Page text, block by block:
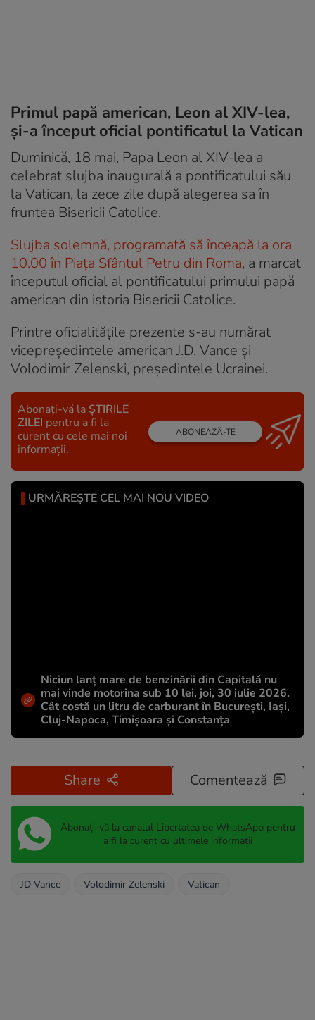
Primul papă american, Leon al XIV-lea,
și-a început oficial pontificatul la Vatican
Duminică, 18 mai, Papa Leon al XIV-lea a
celebrat slujba inaugurală a pontificatului său
la Vatican, la zece zile după alegerea sa în
fruntea Bisericii Catolice.
Slujba solemnă, programată să înceapă la ora
10.00 în Piaţa Sfântul Petru din Roma, a marcat
începutul oficial al pontificatului primului papă
american din istoria Bisericii Catolice.
Printre oficialităţile prezente s-au numărat
vicepreşedintele american J.D. Vance şi
Volodimir Zelenski, președintele Ucrainei.
Abonați-vă la ȘTIRILE
ZILEI pentru a fi la
curent cu cele mai noi
informații.
ABONEAZĂ-TE
URMĂREȘTE CEL MAI NOU VIDEO
Niciun lanț mare de benzinării din Capitală nu
mai vinde motorina sub 10 lei, joi, 30 iulie 2026.
Cât costă un litru de carburant în București, Iași,
Cluj-Napoca, Timișoara și Constanța
Share Comentează
Abonați-vă la canalul Libertatea de WhatsApp pentru
a fi la curent cu ultimele informații
JD Vance Volodimir Zelenski Vatican